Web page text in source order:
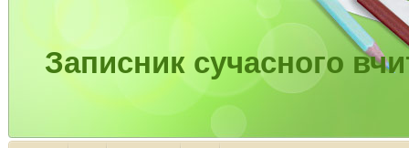
Записник сучасного